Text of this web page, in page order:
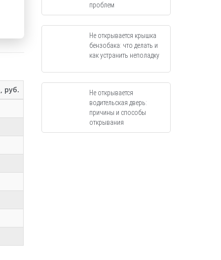
руб.
проблем
Не открывается крышка
бензобака: что делать и
как устранить неполадку
Не открывается
водительская дверь:
причины и способы
открывания